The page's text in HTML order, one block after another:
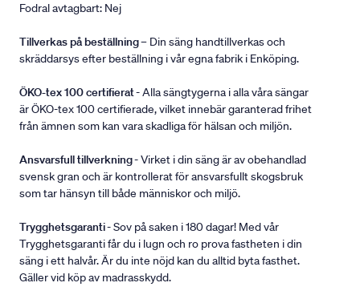
Fodral avtagbart: Nej
Tillverkas på beställning– Din säng handtillverkas och
skräddarsys efter beställning i vår egna fabrik i Enköping.
ÖKO-tex 100 certifierat- Alla sängtygerna i alla våra sängar
är ÖKO-tex 100 certifierade, vilket innebär garanterad frihet
från ämnen som kan vara skadliga för hälsan och miljön.
Ansvarsfull tillverkning- Virket i din säng är av obehandlad
svensk gran och är kontrollerat för ansvarsfullt skogsbruk
som tar hänsyn till både människor och miljö.
Trygghetsgaranti- Sov på saken i 180 dagar! Med vår
Trygghetsgaranti får du i lugn och ro prova fastheten i din
säng i ett halvår. Är du inte nöjd kan du alltid byta fasthet.
Gäller vid köp av madrasskydd.